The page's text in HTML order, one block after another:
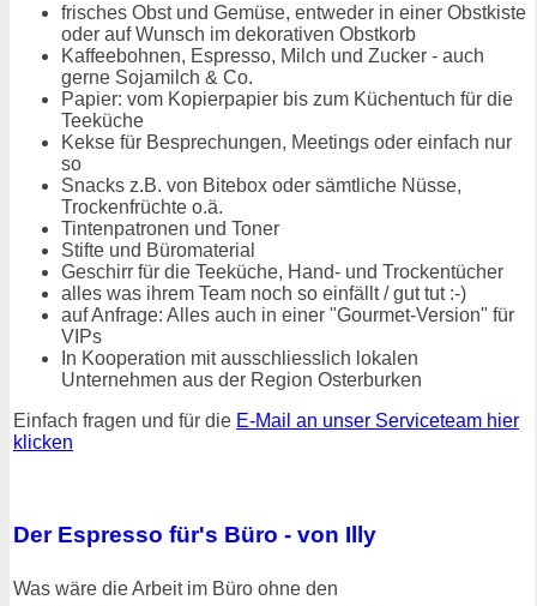
frisches Obst und Gemüse, entweder in einer Obstkiste
oder auf Wunsch im dekorativen Obstkorb
Kaffeebohnen, Espresso, Milch und Zucker - auch
gerne Sojamilch & Co.
Papier: vom Kopierpapier bis zum Küchentuch für die
Teeküche
Kekse für Besprechungen, Meetings oder einfach nur
so
Snacks z.B. von Bitebox oder sämtliche Nüsse,
Trockenfrüchte o.ä.
Tintenpatronen und Toner
Stifte und Büromaterial
Geschirr für die Teeküche, Hand- und Trockentücher
alles was ihrem Team noch so einfällt / gut tut :-)
auf Anfrage: Alles auch in einer "Gourmet-Version" für
VIPs
In Kooperation mit ausschliesslich lokalen
Unternehmen aus der Region Osterburken
Einfach fragen und für die E-Mail an unser Serviceteam hier
klicken
Der Espresso für's Büro - von Illy
Was wäre die Arbeit im Büro ohne den